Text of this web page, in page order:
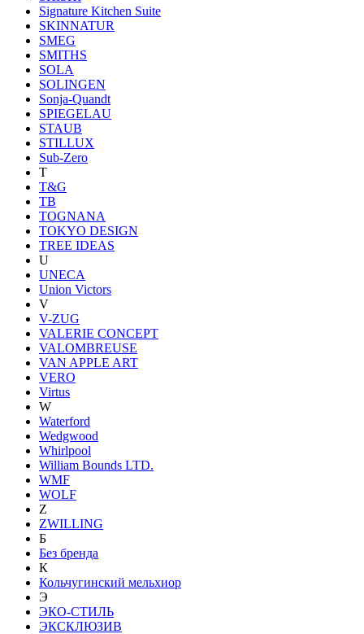
Signature Kitchen Suite
SKINNATUR
SMEG
SMITHS
SOLA
SOLINGEN
Sonja-Quandt
SPIEGELAU
STAUB
STILLUX
Sub-Zero
T
T&G
TB
TOGNANA
TOKYO DESIGN
TREE IDEAS
U
UNECA
Union Victors
V
V-ZUG
VALERIE CONCEPT
VALOMBREUSE
VAN APPLE ART
VERO
Virtus
W
Waterford
Wedgwood
Whirlpool
William Bounds LTD.
WMF
WOLF
Z
ZWILLING
Б
Без бренда
К
Кольчугинский мельхиор
Э
ЭКО-СТИЛЬ
ЭКСКЛЮЗИВ